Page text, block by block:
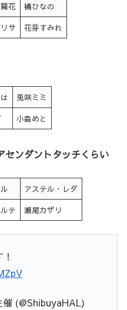
花 橘ひなの
サ 花芽すみれ
兎咲ミミ
小森めと
ンダントタッチくらい
アステル・レダ
テ 瀬尾カザリ
(@ShibuyaHAL)